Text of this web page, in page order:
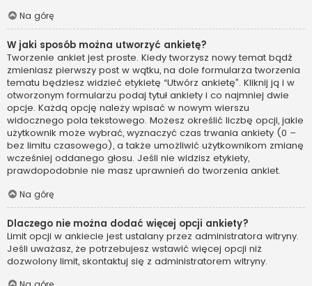
Na górę
W jaki sposób można utworzyć ankietę?
Tworzenie ankiet jest proste. Kiedy tworzysz nowy temat bądź
zmieniasz pierwszy post w wątku, na dole formularza tworzenia
tematu będziesz widzieć etykietę “Utwórz ankietę”. Kliknij ją i w
otworzonym formularzu podaj tytuł ankiety i co najmniej dwie
opcje. Każdą opcję należy wpisać w nowym wierszu
widocznego pola tekstowego. Możesz określić liczbę opcji, jakie
użytkownik może wybrać, wyznaczyć czas trwania ankiety (0 –
bez limitu czasowego), a także umożliwić użytkownikom zmianę
wcześniej oddanego głosu. Jeśli nie widzisz etykiety,
prawdopodobnie nie masz uprawnień do tworzenia ankiet.
Na górę
Dlaczego nie można dodać więcej opcji ankiety?
Limit opcji w ankiecie jest ustalany przez administratora witryny.
Jeśli uważasz, że potrzebujesz wstawić więcej opcji niż
dozwolony limit, skontaktuj się z administratorem witryny.